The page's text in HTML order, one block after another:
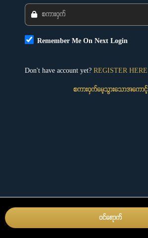
Remember Me On Next Login
ဝင်ရောက်
Don't have account yet? REGISTER HERE
စကားဝှက်မေ့သွားသောအကောင့်